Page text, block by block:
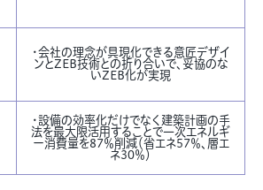
・会社の理念が具現化できる意匠デザイ
ンとZEB技術との折り合いで、妥協のな
いZEB化が実現
・設備の効率化だけでなく建築計画の手
法を最大限活用することで一次エネルギ
ー消費量を87％削減（省エネ57％、層エ
ネ30％）